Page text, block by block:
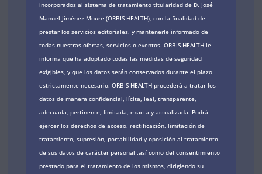
incorporados al sistema de tratamiento titularidad de D. José
Manuel Jiménez Moure (ORBIS HEALTH), con la finalidad de
prestar los servicios editoriales, y mantenerle informado de
todas nuestras ofertas, servicios o eventos. ORBIS HEALTH le
informa que ha adoptado todas las medidas de seguridad
exigibles, y que los datos serán conservados durante el plazo
estrictamente necesario. ORBIS HEALTH procederá a tratar los
datos de manera confidencial, lícita, leal, transparente,
adecuada, pertinente, limitada, exacta y actualizada. Podrá
ejercer los derechos de acceso, rectificación, limitación de
tratamiento, supresión, portabilidad y oposición al tratamiento
de sus datos de carácter personal ,así como del consentimiento
prestado para el tratamiento de los mismos, dirigiendo su